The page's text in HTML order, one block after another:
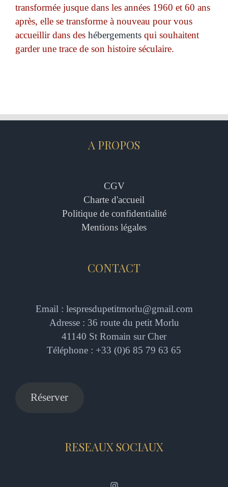
transformée jusque dans les années 1960 et 60 ans
après, elle se transforme à nouveau pour vous
accueillir dans des hébergementsqui souhaitent
garder une trace de son histoire séculaire.
A PROPOS
CGV
Charte d'accueil
Politique de confidentialité
Mentions légales
CONTACT
Email : lespresdupetitmorlu@gmail.com
Adresse : 36 route du petit Morlu
41140 St Romain sur Cher
Téléphone : +33 (0)6 85 79 63 65
Réserver
RESEAUX SOCIAUX